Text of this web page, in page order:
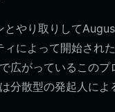
やり取りして
によって開始され
広がっているこの
散型の発起人によ